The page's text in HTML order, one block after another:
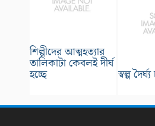
শিল্পীদের আত্মহত্যার
তালিকাটা কেবলই দীর্ঘ
হচ্ছে স্বল্প